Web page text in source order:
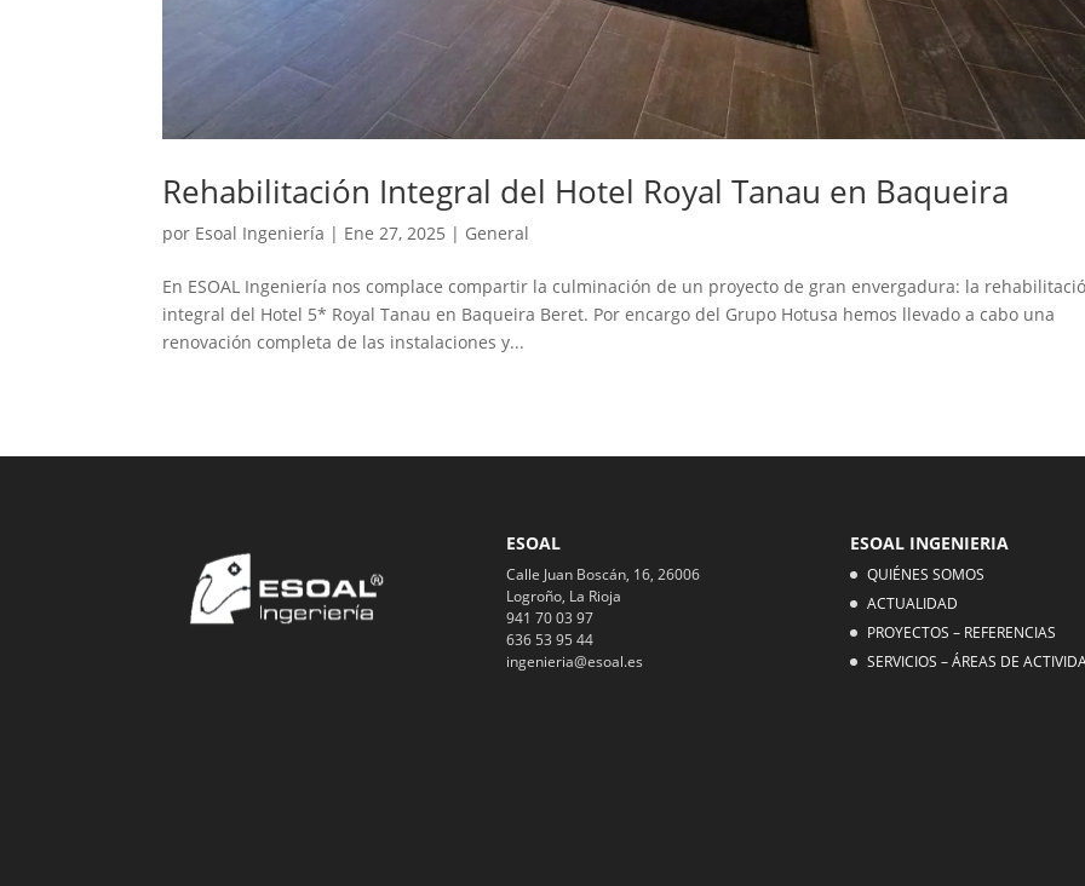
Rehabilitación Integral del Hotel Royal Tanau en Baqueira
por Esoal Ingeniería | Ene 27, 2025 | General
En ESOAL Ingeniería nos complace compartir la culminación de un proyecto de gran envergadura: la
integral del Hotel 5* Royal Tanau en Baqueira Beret. Por encargo del Grupo Hotusa hemos llevado a cabo una
renovación completa de las instalaciones y...
ESOAL
Calle Juan Boscán, 16, 26006
Logroño, La Rioja
941 70 03 97
636 53 95 44
ingenieria@esoal.es
ESOAL INGENIERIA
QUIÉNES SOMOS
ACTUALIDAD
PROYECTOS – REFERENCIAS
SERVICIOS – ÁREAS DE